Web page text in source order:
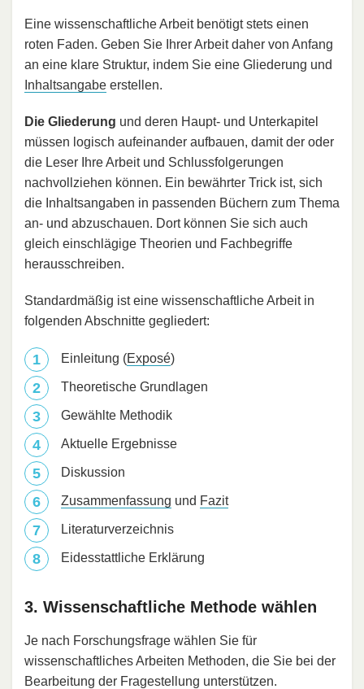
Eine wissenschaftliche Arbeit benötigt stets einen
roten Faden. Geben Sie Ihrer Arbeit daher von Anfang
an eine klare Struktur, indem Sie eine Gliederung und
Inhaltsangabe erstellen.
Die Gliederung und deren Haupt- und Unterkapitel
müssen logisch aufeinander aufbauen, damit der oder
die Leser Ihre Arbeit und Schlussfolgerungen
nachvollziehen können. Ein bewährter Trick ist, sich
die Inhaltsangaben in passenden Büchern zum Thema
an- und abzuschauen. Dort können Sie sich auch
gleich einschlägige Theorien und Fachbegriffe
herausschreiben.
Standardmäßig ist eine wissenschaftliche Arbeit in
folgenden Abschnitte gegliedert:
Einleitung (Exposé)
Theoretische Grundlagen
Gewählte Methodik
Aktuelle Ergebnisse
Diskussion
Zusammenfassung und Fazit
Literaturverzeichnis
Eidesstattliche Erklärung
3. Wissenschaftliche Methode wählen
Je nach Forschungsfrage wählen Sie für
wissenschaftliches Arbeiten Methoden, die Sie bei der
Bearbeitung der Fragestellung unterstützen.